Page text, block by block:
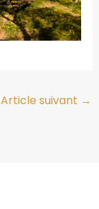
Article suivant →